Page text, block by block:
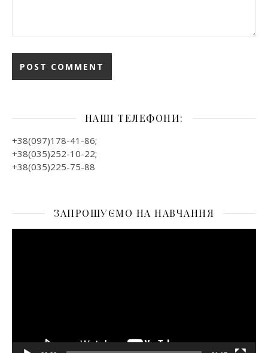
НАШІ ТЕЛЕФОНИ:
+38(097)178-41-86;
+38(035)252-10-22;
+38(035)225-75-88
ЗАПРОШУЄМО НА НАВЧАННЯ